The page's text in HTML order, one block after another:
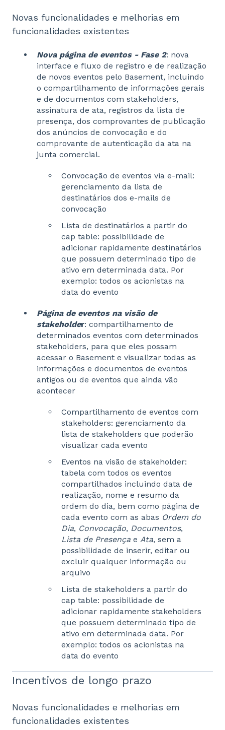
Novas funcionalidades e melhorias em
funcionalidades existentes
Nova página de eventos - Fase 2: nova
interface e fluxo de registro e de realização
de novos eventos pelo Basement, incluindo
o compartilhamento de informações gerais
e de documentos com stakeholders,
assinatura de ata, registros da lista de
presença, dos comprovantes de publicação
dos anúncios de convocação e do
comprovante de autenticação da ata na
junta comercial.
Convocação de eventos via e-mail:
gerenciamento da lista de
destinatários dos e-mails de
convocação
Lista de destinatários a partir do
cap table: possibilidade de
adicionar rapidamente destinatários
que possuem determinado tipo de
ativo em determinada data. Por
exemplo: todos os acionistas na
data do evento
Página de eventos na visão de
stakeholder: compartilhamento de
determinados eventos com determinados
stakeholders, para que eles possam
acessar o Basement e visualizar todas as
informações e documentos de eventos
antigos ou de eventos que ainda vão
acontecer
Compartilhamento de eventos com
stakeholders: gerenciamento da
lista de stakeholders que poderão
visualizar cada evento
Eventos na visão de stakeholder:
tabela com todos os eventos
compartilhados incluindo data de
realização, nome e resumo da
ordem do dia, bem como página de
cada evento com as abas Ordem do
Dia, Convocação, Documentos,
Lista de Presença e Ata, sem a
possibilidade de inserir, editar ou
excluir qualquer informação ou
arquivo
Lista de stakeholders a partir do
cap table: possibilidade de
adicionar rapidamente stakeholders
que possuem determinado tipo de
ativo em determinada data. Por
exemplo: todos os acionistas na
data do evento
Incentivos de longo prazo
Novas funcionalidades e melhorias em
funcionalidades existentes